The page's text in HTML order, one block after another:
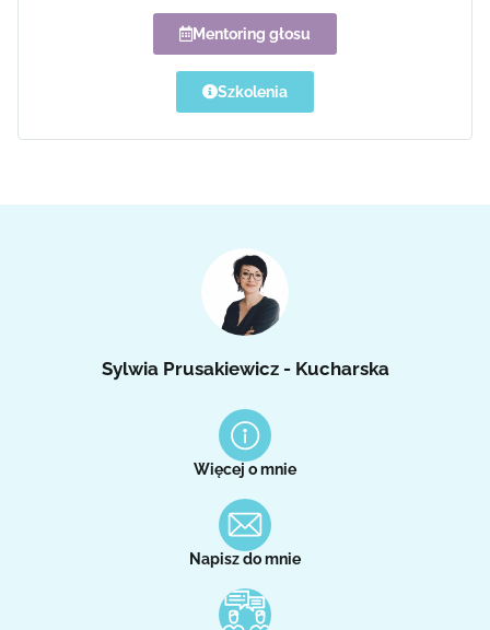
Mentoring głosu
Szkolenia
Sylwia Prusakiewicz - Kucharska
Więcej o mnie
Napisz do mnie